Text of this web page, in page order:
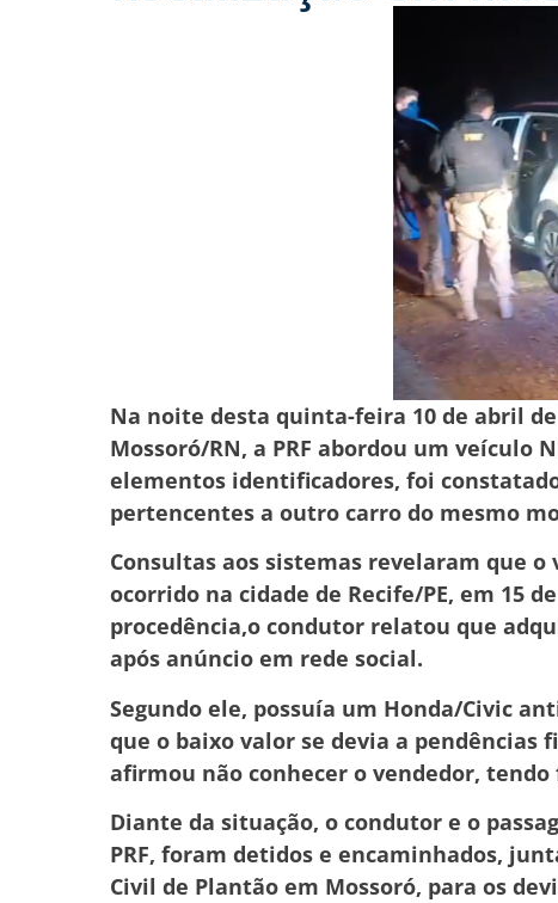
Na noite desta quinta-feira 10 de abril
Mossoró/RN, a PRF abordou um veículo
elementos identificadores, foi
pertencentes a outro carro do mesmo
Consultas aos sistemas revelaram que
ocorrido na cidade de Recife/PE, em 15
procedência,o condutor relatou que
após anúncio em rede social.
Segundo ele, possuía um Honda/Civic
que o baixo valor se devia a pendências
afirmou não conhecer o vendedor,
Diante da situação, o condutor e o
PRF, foram detidos e encaminhados,
Civil de Plantão em Mossoró, para os